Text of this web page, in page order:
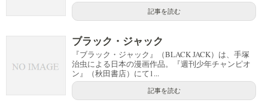
記事を読む
ブラック・ジャック
『ブラック・ジャック』（BLACK JACK）は、手塚
治虫による日本の漫画作品。『週刊少年チャンピオ
ン』（秋田書店）にて1...
記事を読む